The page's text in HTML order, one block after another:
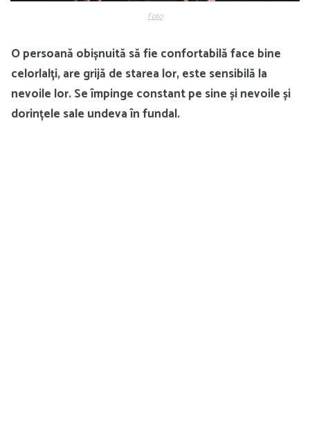
Foto
O persoană obișnuită să fie confortabilă face bine
celorlalți, are grijă de starea lor, este sensibilă la
nevoile lor. Se împinge constant pe sine și nevoile și
dorințele sale undeva în fundal.